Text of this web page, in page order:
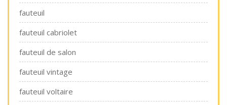
fauteuil
fauteuil cabriolet
fauteuil de salon
fauteuil vintage
fauteuil voltaire